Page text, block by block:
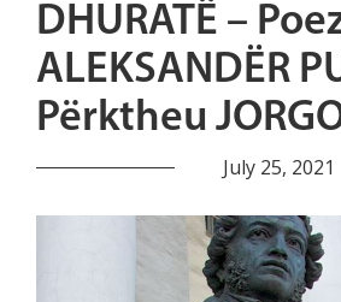
DHURATË –
ALEKSANDËR
Përktheu
July 25, 2021